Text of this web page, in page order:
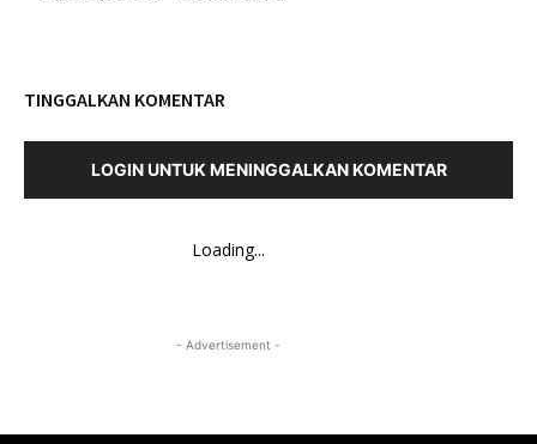
TINGGALKAN KOMENTAR
LOGIN UNTUK MENINGGALKAN KOMENTAR
Loading...
- Advertisement -